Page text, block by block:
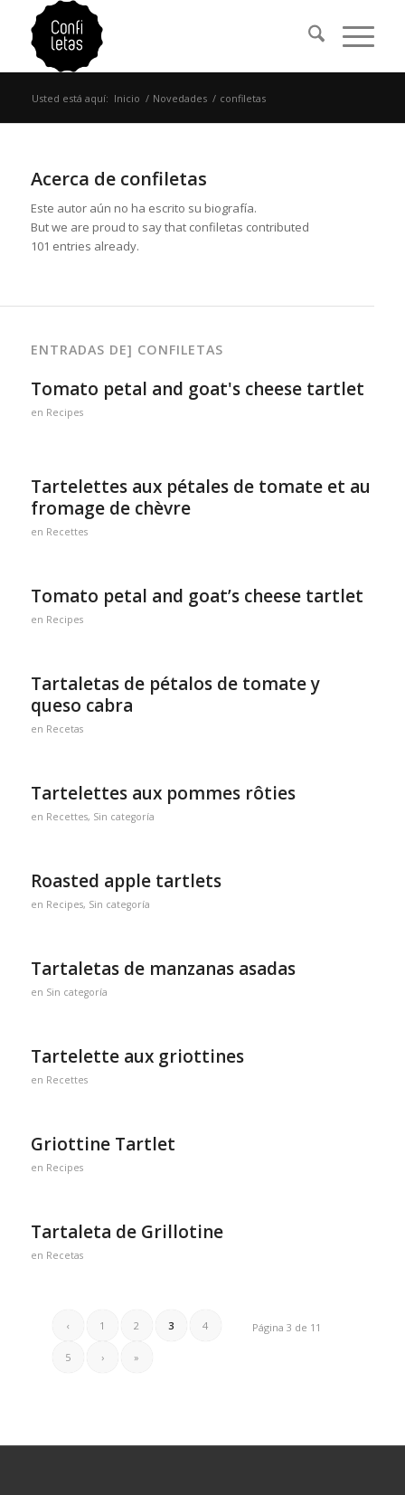
Usted está aquí: Inicio / Novedades / confiletas
Acerca de confiletas
Este autor aún no ha escrito su biografía.
But we are proud to say that confiletas contributed
101 entries already.
ENTRADAS DE] CONFILETAS
Tomato petal and goat's cheese tartlet
en Recipes
Tartelettes aux pétales de tomate et au
fromage de chèvre
en Recettes
Tomato petal and goat’s cheese tartlet
en Recipes
Tartaletas de pétalos de tomate y
queso cabra
en Recetas
Tartelettes aux pommes rôties
en Recettes, Sin categoría
Roasted apple tartlets
en Recipes, Sin categoría
Tartaletas de manzanas asadas
en Sin categoría
Tartelette aux griottines
en Recettes
Griottine Tartlet
en Recipes
Tartaleta de Grillotine
en Recetas
Página 3 de 11
‹ 1 2 3 4
5 › »